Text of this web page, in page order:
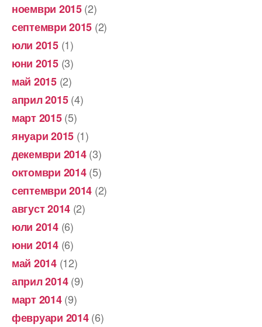
ноември 2015(2)
септември 2015 (2)
юли 2015(1)
юни 2015(3)
май 2015(2)
април 2015(4)
март 2015(5)
януари 2015 (1)
декември 2014(3)
октомври 2014(5)
септември 2014 (2)
август 2014 (2)
юли 2014(6)
юни 2014(6)
май 2014(12)
април 2014(9)
март 2014(9)
февруари 2014(6)